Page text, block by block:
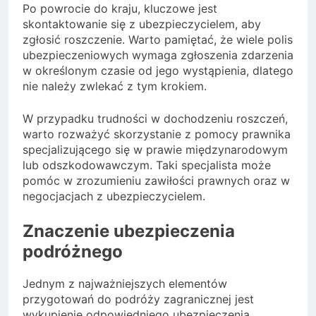
Po powrocie do kraju, kluczowe jest
skontaktowanie się z ubezpieczycielem, aby
zgłosić roszczenie. Warto pamiętać, że wiele polis
ubezpieczeniowych wymaga zgłoszenia zdarzenia
w określonym czasie od jego wystąpienia, dlatego
nie należy zwlekać z tym krokiem.
W przypadku trudności w dochodzeniu roszczeń,
warto rozważyć skorzystanie z pomocy prawnika
specjalizującego się w prawie międzynarodowym
lub odszkodowawczym. Taki specjalista może
pomóc w zrozumieniu zawiłości prawnych oraz w
negocjacjach z ubezpieczycielem.
Znaczenie ubezpieczenia
podróżnego
Jednym z najważniejszych elementów
przygotowań do podróży zagranicznej jest